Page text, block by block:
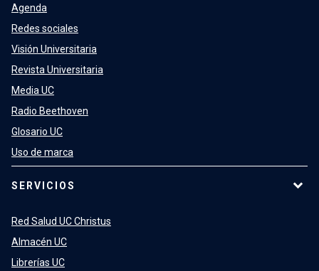
Agenda
Redes sociales
Visión Universitaria
Revista Universitaria
Media UC
Radio Beethoven
Glosario UC
Uso de marca
SERVICIOS
Red Salud UC Christus
Almacén UC
Librerías UC